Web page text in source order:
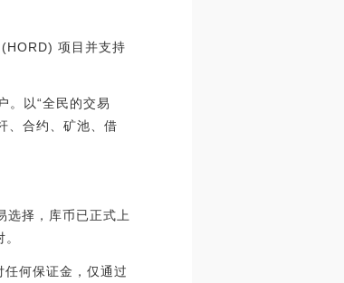
项目并支持
。以“全民的交易
、合约、矿池、借
择，库币已正式上
何保证金，仅通过